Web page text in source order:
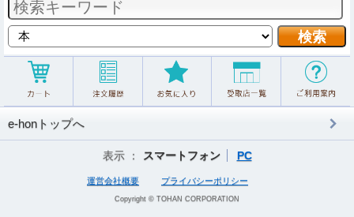
e-honトップへ
表示 ： スマートフォン PC
運営会社概要 プライバシーポリシー
Copyright © TOHAN CORPORATION